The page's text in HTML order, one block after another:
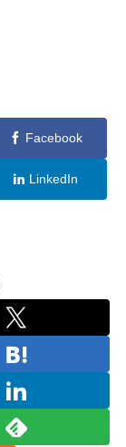
Facebook
LinkedIn